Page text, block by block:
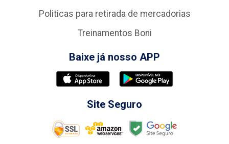
Politicas para retirada de mercadorias
Treinamentos Boni
Baixe já nosso APP
Site Seguro